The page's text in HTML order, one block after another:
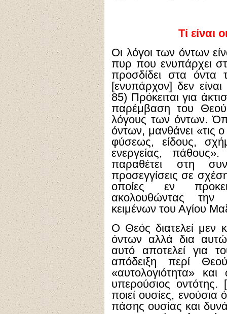
Τί είναι
Οι λόγοι των όντων
πυρ που ενυπάρχει
προσδίδει στα όντα
[ενυπάρχον] δεν
85) Πρόκειται για
παρέμβαση του
λόγους των όντων.
όντων, μανθάνει «τις
φύσεως, είδους,
ενεργείας,
παραθέτει στη
προσεγγίσεις σε
οποίες εν
ακολουθώντας την
κειμένων του Αγίου
Ο Θεός διατελεί μεν
όντων αλλά δια
αυτό αποτελεί για
απόδειξη περί
«αυτολογιότητα»
υπερούσιος οντότης.
ποιεί ουσίες, ενούσια
πάσης ουσίας και